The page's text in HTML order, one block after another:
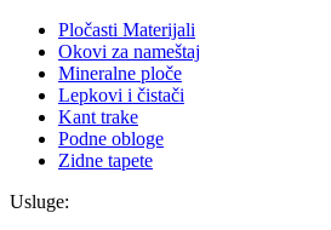
Pločasti Materijali
Okovi za nameštaj
Mineralne ploče
Lepkovi i čistači
Kant trake
Podne obloge
Zidne tapete
Usluge: